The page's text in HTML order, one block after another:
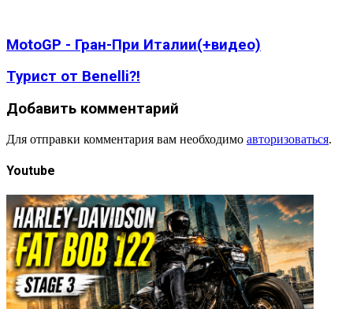
MotoGP - Гран-При Италии(+видео)
Турист от Benelli?!
Добавить комментарий
Для отправки комментария вам необходимо авторизоваться.
Youtube